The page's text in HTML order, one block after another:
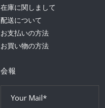
在庫に関しまして
配送について
お支払いの方法
お買い物の方法
会報